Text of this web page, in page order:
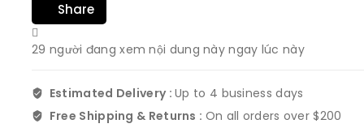
Share
29 người đang xem nội dung này ngay lúc này
Estimated Delivery :Up to 4 business days
Free Shipping & Returns : On all orders over $200